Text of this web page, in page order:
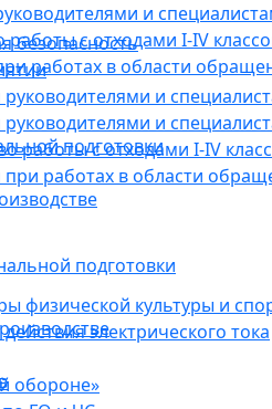
и
с отходами I-IV
работах в области
подготовки
физической культуры и
электрического тока
обороне»
безопасность
и
и
работы с отходами I-IV
работах в области
подготовки